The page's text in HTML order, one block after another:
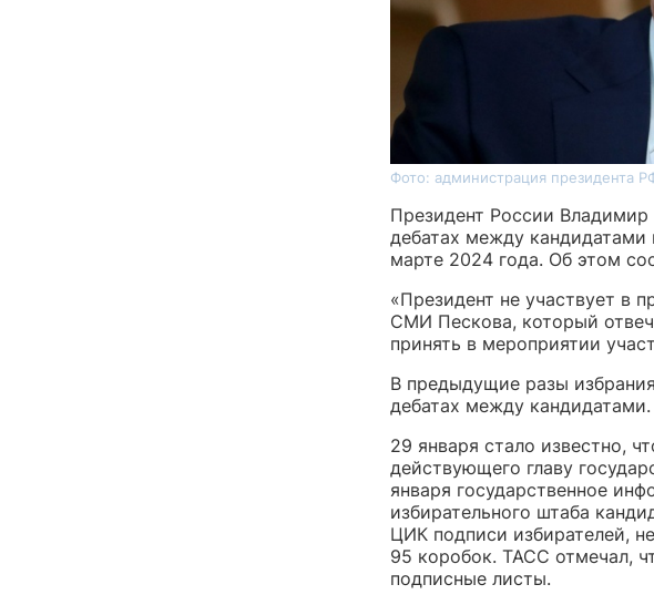
Фото: администрация президента
Президент России Владимир
дебатах между
марте 2024 года. Об этом
«Президент не участвует в
СМИ Пескова, который
принять в мероприятии
В предыдущие разы
дебатах между кандидатами.
29 января стало известно,
действующего главу
января государственное
избирательного штаба
ЦИК подписи избирателей,
95 коробок. ТАСС отмечал,
подписные листы.